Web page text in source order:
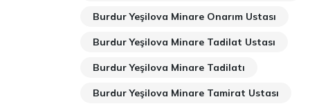
Burdur Yeşilova Minare Onarım Ustası
Burdur Yeşilova Minare Tadilat Ustası
Burdur Yeşilova Minare Tadilatı
Burdur Yeşilova Minare Tamirat Ustası